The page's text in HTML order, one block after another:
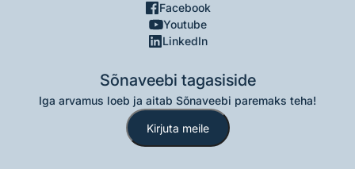
Facebook
Youtube
LinkedIn
Sõnaveebi tagasiside
Iga arvamus loeb ja aitab Sõnaveebi paremaks teha!
Kirjuta meile